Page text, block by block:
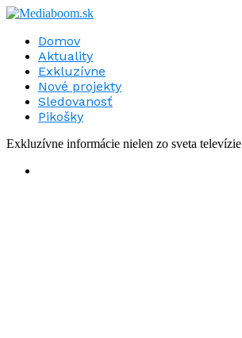
Domov
Aktuality
Exkluzívne
Nové projekty
Sledovanosť
Pikošky
Exkluzívne informácie nielen zo sveta televízie